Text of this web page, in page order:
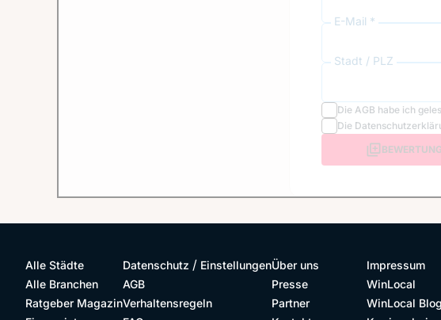
E-Mail *
Stadt / PLZ
Die AGB habe ich
Die
Alle Städte
Alle Branchen
Ratgeber Magazin
Datenschutz / Einstellungen
AGB
Verhaltensregeln
Über uns
Presse
Partner
Impressum
WinLocal
WinLocal Blog